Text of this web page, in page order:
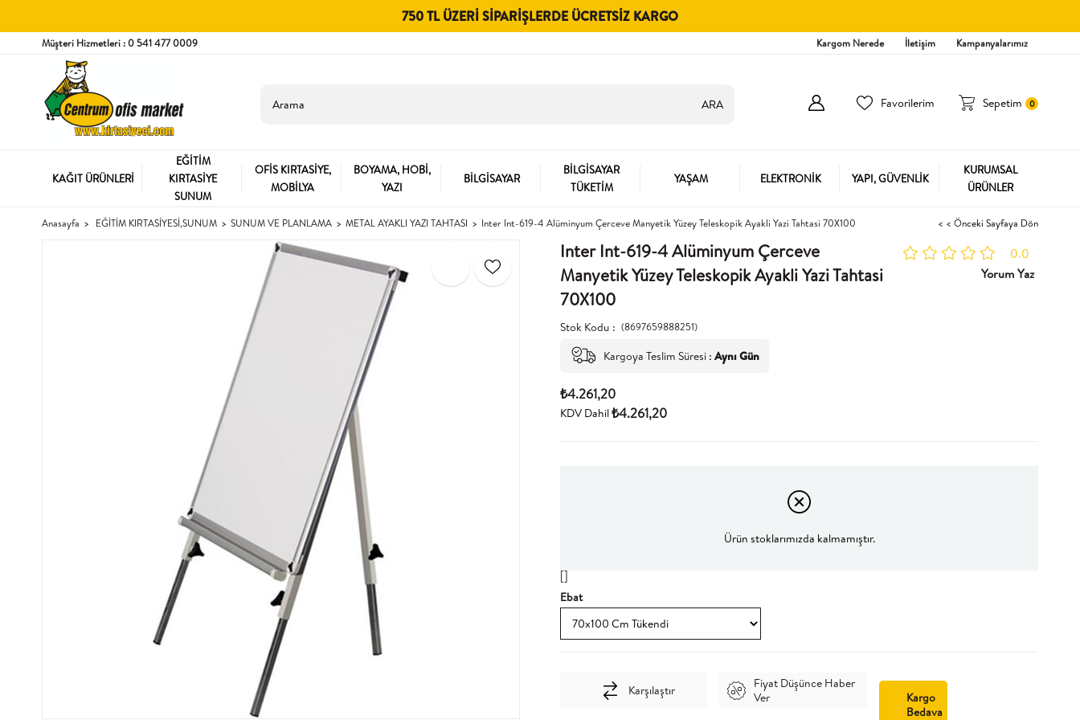
750 TL ÜZERI SIPARIŞLERDE ÜCRETSIZ KARGO
Müşteri Hizmetleri : 0 541 477 0009 Kargom Nerede İletişim Kampanyalarımız
Sepetim 0
Favorilerim
KAĞIT ÜRÜNLERİ
EĞİTİM
KIRTASİYE
SUNUM
OFİS KIRTASİYE,
MOBİLYA
BOYAMA, HOBİ,
YAZI
BİLGİSAYAR
BİLGİSAYAR
TÜKETİM
YAŞAM ELEKTRONİK YAPI, GÜVENLİK
KURUMSAL
ÜRÜNLER
Anasayfa EĞİTİM KIRTASİYESİ,SUNUM SUNUM VE PLANLAMA METAL AYAKLI YAZI TAHTASI Inter Int-619-4 Alüminyum Çerceve Manyetik Yüzey Teleskopik Ayakli Yazi Tahtasi 70X100 < < Önceki Sayfaya Dön
Inter Int-619-4 Alüminyum Çerceve
Manyetik Yüzey Teleskopik Ayakli Yazi Tahtasi
70X100
0.0
Yorum Yaz
Stok Kodu (8697659888251)
Kargoya Teslim Süresi : Aynı Gün
₺4.261,20
KDV Dahil₺4.261,20
Ürün stoklarımızda kalmamıştır.
[]
Ebat
Karşılaştır
Fiyat Düşünce Haber
Ver
Kargo
Bedava